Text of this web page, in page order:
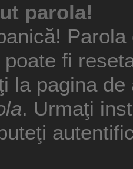
parola!
fi
la pagina
. Urmaţi